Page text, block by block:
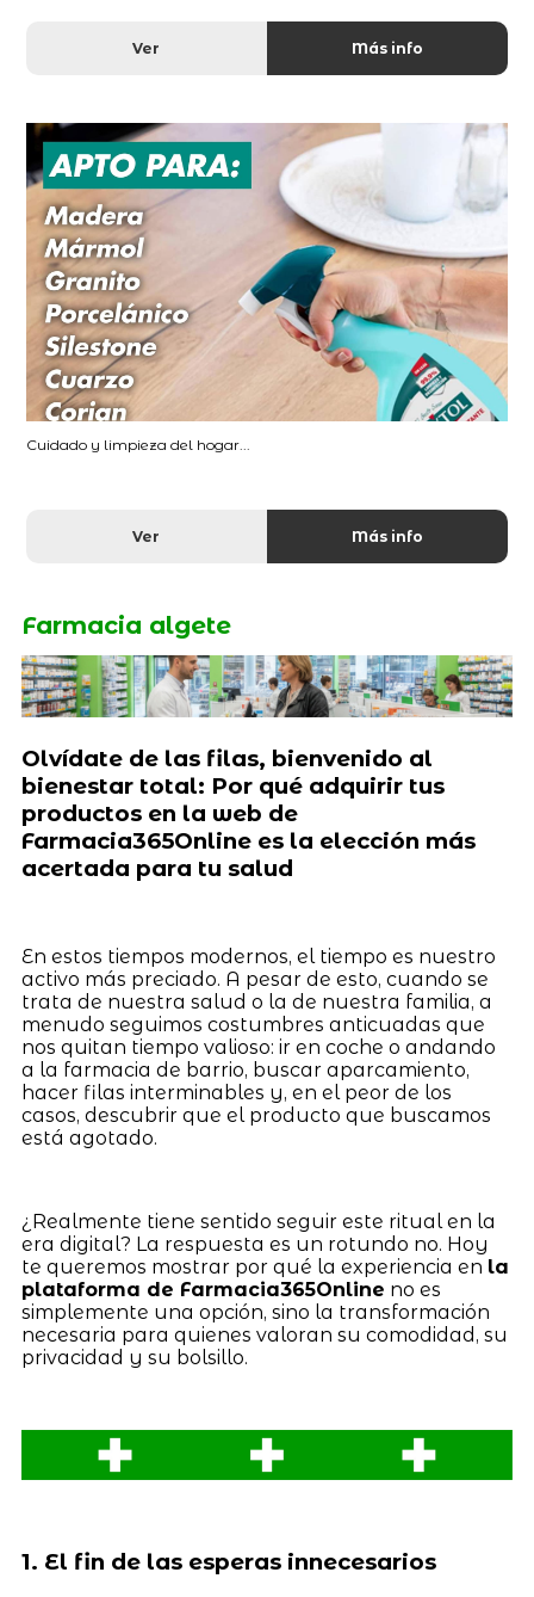
Ver Más info
Cuidado y limpieza del hogar...
Ver Más info
Farmacia algete
Olvídate de las filas, bienvenido al
bienestar total: Por qué adquirir tus
productos en la web de
Farmacia365Online es la elección más
acertada para tu salud
En estos tiempos modernos, el tiempo es nuestro
activo más preciado. A pesar de esto, cuando se
trata de nuestra salud o la de nuestra familia, a
menudo seguimos costumbres anticuadas que
nos quitan tiempo valioso: ir en coche o andando
a la farmacia de barrio, buscar aparcamiento,
hacer filas interminables y, en el peor de los
casos, descubrir que el producto que buscamos
está agotado.
¿Realmente tiene sentido seguir este ritual en la
era digital? La respuesta es un rotundo no. Hoy
te queremos mostrar por qué la experiencia en la
plataforma de Farmacia365Online no es
simplemente una opción, sino la transformación
necesaria para quienes valoran su comodidad, su
privacidad y su bolsillo.
1. El fin de las esperas innecesarios